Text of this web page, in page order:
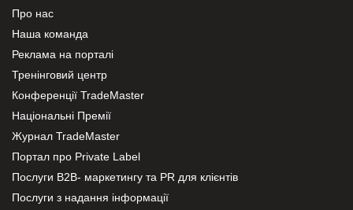
Про нас
Наша команда
Реклама на порталі
Тренінговий центр
Конференції TradeMaster
Національні Премії
Журнал TradeMaster
Портал про Private Label
Послуги В2В- маркетингу та PR для клієнтів
Послуги з надання інформації